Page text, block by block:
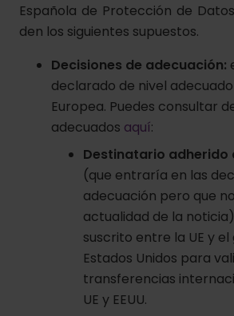
Española de Protección de
den los siguientes supuestos.
Decisiones de adecuación:
declarado de nivel
Europea. Puedes consultar
adecuados aquí:
Destinatario adherido
(que entraría en las
adecuación pero que
actualidad de la
suscrito entre la UE y
Estados Unidos para
transferencias
UE y EEUU.